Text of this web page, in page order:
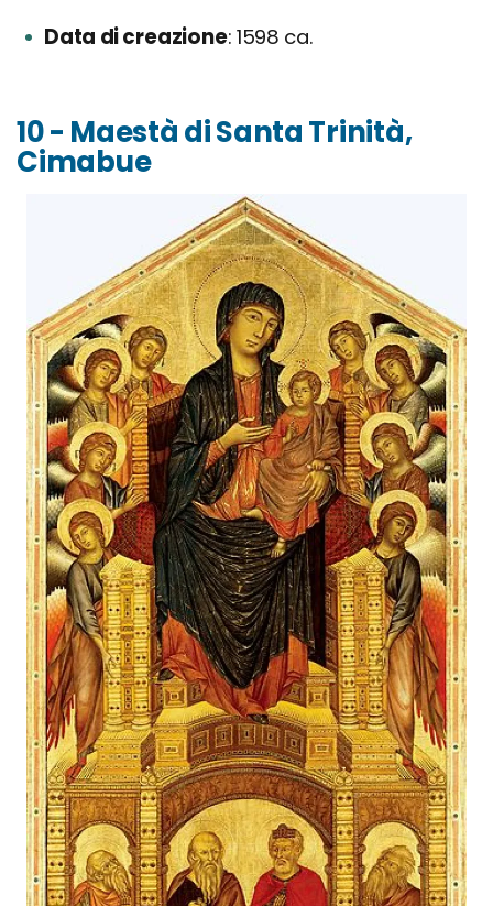
Data di creazione 1598 ca.
10 - Maestà di Santa Trinità,
Cimabue